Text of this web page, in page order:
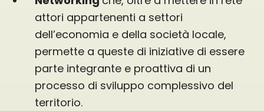
attori appartenenti a settori
dell’economia e della società locale,
permette a queste di iniziative di essere
parte integrante e proattiva di un
processo di sviluppo complessivo del
territorio.